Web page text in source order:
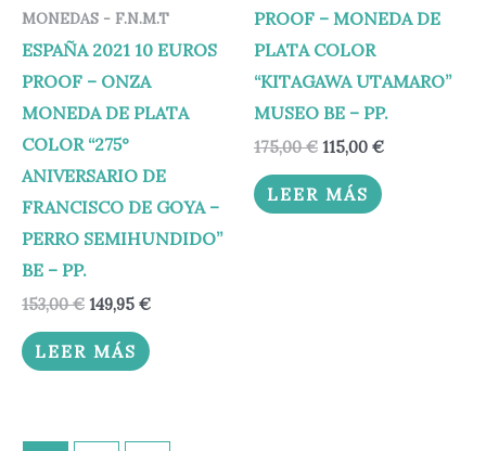
MONEDAS - F.N.M.T
ESPAÑA 2021 10 EUROS
PROOF – ONZA
MONEDA DE PLATA
COLOR “275°
ANIVERSARIO DE
FRANCISCO DE GOYA –
PERRO SEMIHUNDIDO”
BE – PP.
153,00€ 149,95 €
LEER MÁS
PROOF – MONEDA DE
PLATA COLOR
“KITAGAWA UTAMARO”
MUSEO BE – PP.
175,00€ 115,00 €
LEER MÁS